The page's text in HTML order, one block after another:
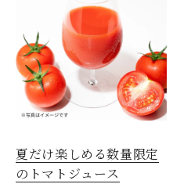
夏だけ楽しめる数量限定
のトマトジュース